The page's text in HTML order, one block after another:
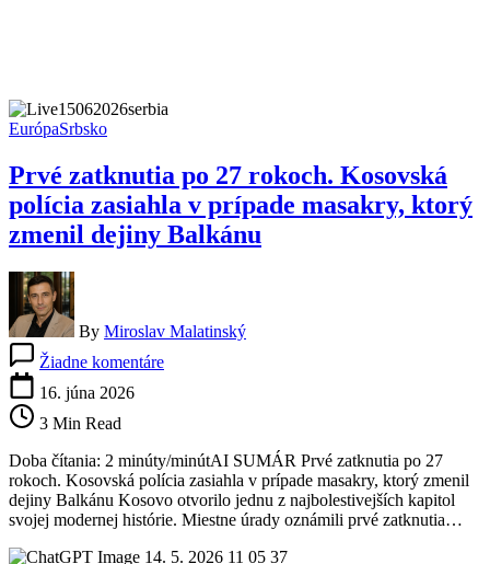
EurópaSrbsko
Prvé zatknutia po 27 rokoch. Kosovská
polícia zasiahla v prípade masakry, ktorý
zmenil dejiny Balkánu
By Miroslav Malatinský
Žiadne komentárePrvé
Kosovská
polícia
zasiahla
v
prípade
16. júna 2026
3 Min Read
Doba čítania: 2 minúty/minútAI SUMÁR Prvé zatknutia po 27
rokoch. Kosovská polícia zasiahla v prípade masakry, ktorý zmenil
dejiny Balkánu Kosovo otvorilo jednu z najbolestivejších kapitol
svojej modernej histórie. Miestne úrady oznámili prvé zatknutia…